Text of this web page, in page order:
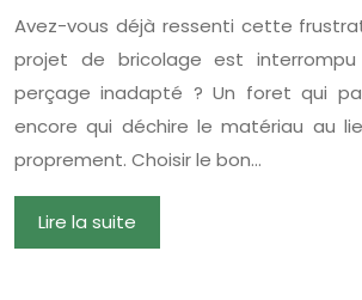
Avez-vous déjà ressenti cette
projet de bricolage est
perçage inadapté ? Un foret qui
encore qui déchire le matériau au
proprement. Choisir le bon…
Lire la suite